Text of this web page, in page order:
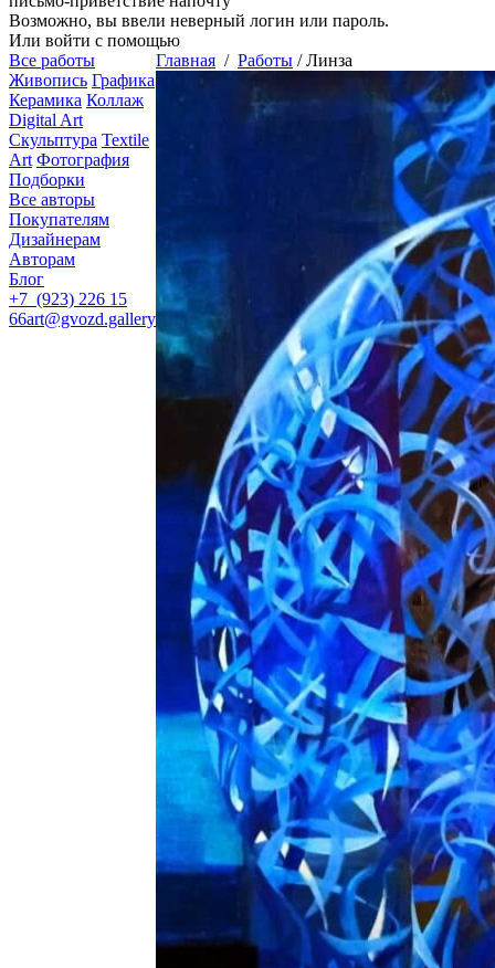
Возможно, вы ввели неверный логин или пароль.
Или войти с помощью
Все работы
Живопись Графика
Керамика Коллаж
Digital Art
Скульптура Textile
Art Фотография
Подборки
Все авторы
Покупателям
Дизайнерам
Авторам
Блог
+7 (923) 226 15
66art@gvozd.gallery
Главная / Работы / Линза